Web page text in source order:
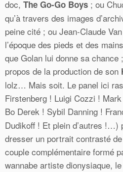
doc, The Go-Go Boys ; ou
qu’à travers des images
peine cité ; ou Jean-Claude
l’époque des pieds et des
que Golan lui donne sa
propos de la production de son
lolz… Mais soit. Le panel ici
Firstenberg ! Luigi Cozzi !
Bo Derek ! Sybil Danning !
Dudikoff ! Et plein d’autres !…)
dresser un portrait contrasté
couple complémentaire formé
wannabe artiste dionysiaque, le